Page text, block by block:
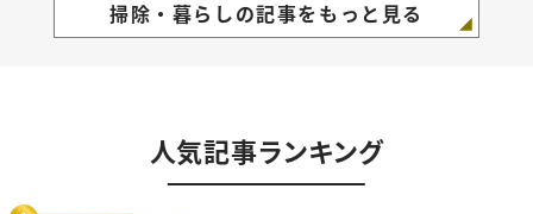
掃除・暮らしの記事をもっと見る
人気記事ランキング